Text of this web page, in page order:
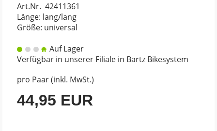
Art.Nr. 42411361
Länge: lang/lang
Größe: universal
Auf Lager
Verfügbar in unserer Filiale in Bartz Bikesystem
pro Paar (inkl. MwSt.)
44,95 EUR